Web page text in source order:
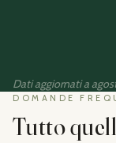
Dati aggiornati a
DOMANDE
Tutto